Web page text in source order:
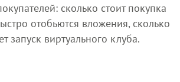
сколько стоит покупка
отобьются вложения, сколько
запуск виртуального клуба.